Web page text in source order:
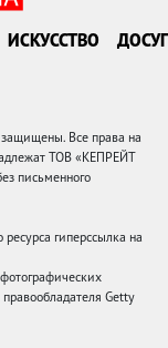
ИСКУССТВО ДОСУГ
Все права на
ТОВ «КЕПРЕЙТ
письменного
гиперссылка на
Getty